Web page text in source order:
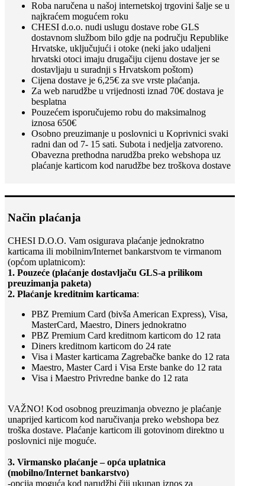
Roba naručena u našoj internetskoj trgovini šalje se u
najkraćem mogućem roku
CHESI d.o.o. nudi uslugu dostave robe GLS
dostavnom službom bilo gdje na području Republike
Hrvatske, uključujući i otoke (neki jako udaljeni
hrvatski otoci imaju drugačiju cijenu dostave jer se
dostavljaju u suradnji s Hrvatskom poštom)
Cijena dostave je 6,25€ za sve vrste plaćanja.
Za web narudžbe u vrijednosti iznad 70€ dostava je
besplatna
Pouzećem isporučujemo robu do maksimalnog
iznosa 650€
Osobno preuzimanje u poslovnici u Koprivnici svaki
radni dan od 7- 15 sati. Subota i nedjelja zatvoreno.
Obavezna prethodna narudžba preko webshopa uz
plaćanje karticom kod narudžbe bez troškova dostave
Način plaćanja
CHESI D.O.O. Vam osigurava plaćanje jednokratno
karticama ili mobilnim/Internet bankarstvom te virmanom
(općom uplatnicom):
1. Pouzeće (plaćanje dostavljaču GLS-a prilikom
preuzimanja paketa)
2. Plaćanje kreditnim karticama:
PBZ Premium Card (bivša American Express), Visa,
MasterCard, Maestro, Diners jednokratno
PBZ Premium Card kreditnom karticom do 12 rata
Diners kreditnom karticom do 24 rate
Visa i Master karticama Zagrebačke banke do 12 rata
Maestro, Master Card i Visa Erste banke do 12 rata
Visa i Maestro Privredne banke do 12 rata
VAŽNO! Kod osobnog preuzimanja obvezno je plaćanje
unaprijed karticom kod naručivanja preko webshopa bez
troška dostave. Plaćanje karticom ili gotovinom direktno u
poslovnici nije moguće.
3. Virmansko plaćanje – opća uplatnica
(mobilno/Internet bankarstvo)
-opcija moguća kod narudžbi čiji ukupan iznos za